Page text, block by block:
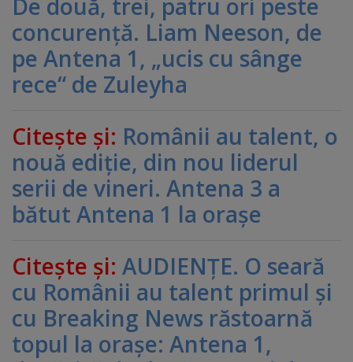
De două, trei, patru ori peste
concurenţă. Liam Neeson, de
pe Antena 1, „ucis cu sânge
rece“ de Zuleyha
Citeşte şi: Românii au talent, o
nouă ediţie, din nou liderul
serii de vineri. Antena 3 a
bătut Antena 1 la oraşe
Citeşte şi: AUDIENŢE. O seară
cu Românii au talent primul şi
cu Breaking News răstoarnă
topul la oraşe: Antena 1,